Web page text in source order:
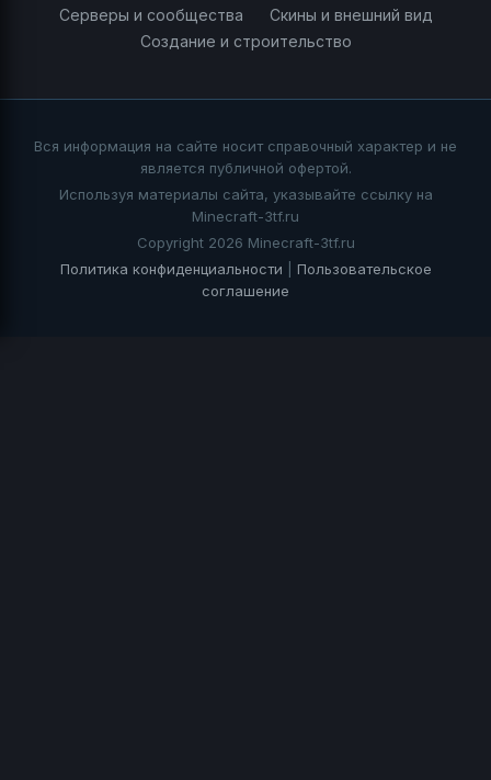
Серверы и сообщества
Скины и внешний вид
Создание и строительство
Вся информация на сайте носит справочный характер и не
является публичной офертой.
Используя материалы сайта, указывайте ссылку на
Minecraft-3tf.ru
Copyright 2026 Minecraft-3tf.ru
Политика конфиденциальности
Пользовательское
соглашение